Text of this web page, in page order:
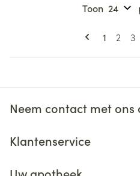
U lees
1 Pagina
2 3
Toon
Neem contact met ons
Klantenservice